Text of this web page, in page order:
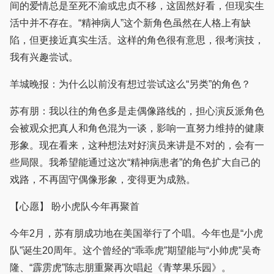
间的爱情总是至死不渝或忠贞不移，这固然好看，但现实生
活中并不存在。“精神病人”这个新角色虽然在人格上有缺
陷，但更接近真实生活。这样的角色很有意思，很考演技，
我有兴趣尝试。
羊城晚报：为什么以前没有想过尝试这么“另类”的角色？
苏有朋：我以往的角色多是走偶像路线的，担心演反派角色
会被观众把真人和角色混为一谈，影响一直努力维持的健康
形象。现在看来，这种想法对好演员来讲是不对的，会有一
些局限。我希望能通过这次“精神病患者”的角色扩大自己的
戏路，不再固守偶像形象，变得更为成熟。
【心愿】 盼小虎队今年再聚首
今年2月，苏有朋成功地在美国举行了个唱。今年也是“小虎
队”诞生20周年。这个曾经的“乖乖虎”期望能与“小帅虎”吴奇
隆、“霹雳虎”陈志朋重聚再次唱起《青苹果乐园》。